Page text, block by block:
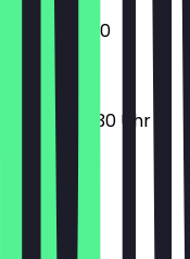
09:30 - 19:30
09:30 - 20:30 Uhr